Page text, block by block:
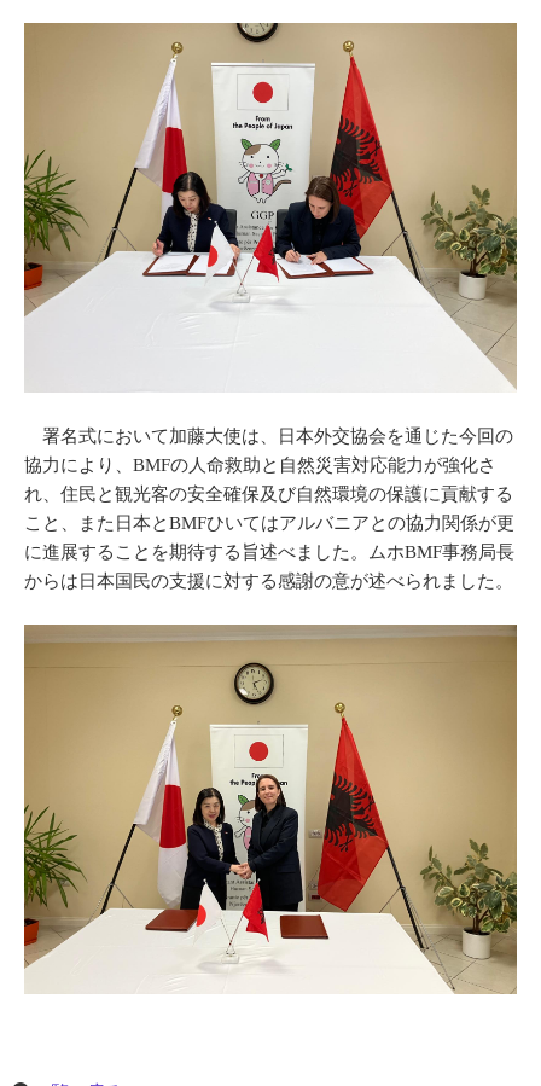
署名式において加藤大使は、日本外交協会を通じた今回の
協力により、BMFの人命救助と自然災害対応能力が強化さ
れ、住民と観光客の安全確保及び自然環境の保護に貢献する
こと、また日本とBMFひいてはアルバニアとの協力関係が更
に進展することを期待する旨述べました。ムホBMF事務局長
からは日本国民の支援に対する感謝の意が述べられました。